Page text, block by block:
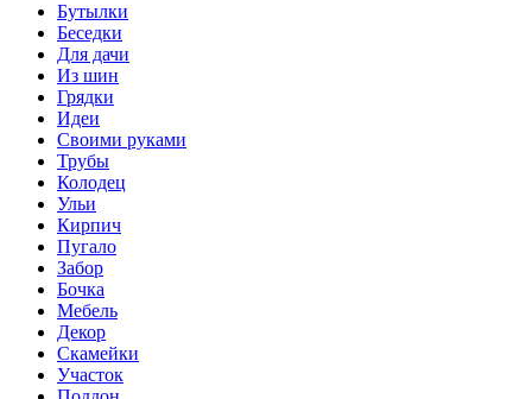
Бутылки
Беседки
Для дачи
Из шин
Грядки
Идеи
Своими руками
Трубы
Колодец
Ульи
Кирпич
Пугало
Забор
Бочка
Мебель
Декор
Скамейки
Участок